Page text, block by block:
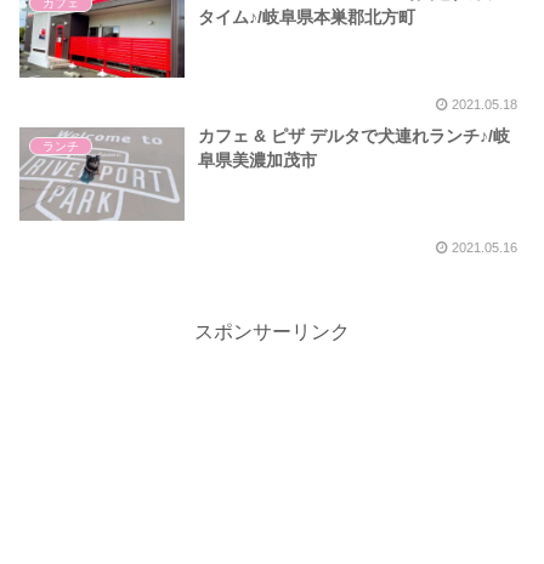
カフェ
タイム♪/岐阜県本巣郡北方町
2021.05.18
ランチ
カフェ & ピザ デルタで犬連れランチ♪/岐
阜県美濃加茂市
2021.05.16
スポンサーリンク